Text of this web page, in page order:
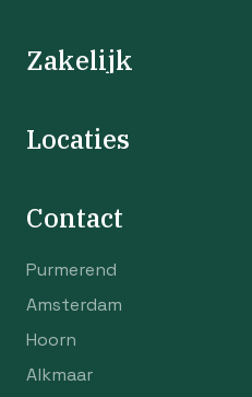
Zakelijk
Locaties
Contact
Purmerend
Amsterdam
Hoorn
Alkmaar